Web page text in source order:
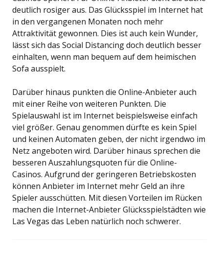
deutlich rosiger aus. Das Glücksspiel im Internet hat
in den vergangenen Monaten noch mehr
Attraktivität gewonnen. Dies ist auch kein Wunder,
lässt sich das Social Distancing doch deutlich besser
einhalten, wenn man bequem auf dem heimischen
Sofa ausspielt.
Darüber hinaus punkten die Online-Anbieter auch
mit einer Reihe von weiteren Punkten. Die
Spielauswahl ist im Internet beispielsweise einfach
viel größer. Genau genommen dürfte es kein Spiel
und keinen Automaten geben, der nicht irgendwo im
Netz angeboten wird. Darüber hinaus sprechen die
besseren Auszahlungsquoten für die Online-
Casinos. Aufgrund der geringeren Betriebskosten
können Anbieter im Internet mehr Geld an ihre
Spieler ausschütten. Mit diesen Vorteilen im Rücken
machen die Internet-Anbieter Glücksspielstädten wie
Las Vegas das Leben natürlich noch schwerer.